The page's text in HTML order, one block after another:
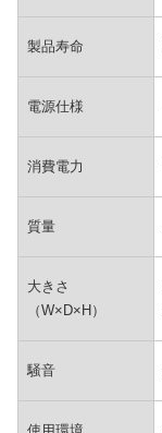
製品寿命
電源仕様
消費電力
質量
大きさ
（W×D×H）
騒音